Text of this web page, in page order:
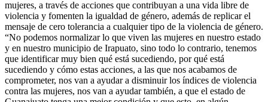
mujeres, a través de acciones que contribuyan a una vida libre de
violencia y fomenten la igualdad de género, además de replicar el
mensaje de cero tolerancia a cualquier tipo de la violencia de género.
“No podemos normalizar lo que viven las mujeres en nuestro estado
y en nuestro municipio de Irapuato, sino todo lo contrario, tenemos
que identificar muy bien qué está sucediendo, por qué está
sucediendo y cómo estas acciones, a las que nos acabamos de
comprometer, nos van a ayudar a disminuir los índices de violencia
contra las mujeres, nos van a ayudar también, a que el estado de